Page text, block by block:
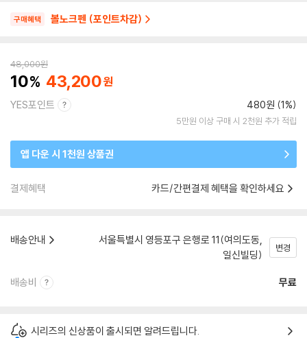
구매혜택 볼노크펜 (포인트차감)
48,000원
10 43,200
YES포인트 480원 (1%)
5만원 이상 구매 시 2천원 추가 적립
앱 다운 시 1천원 상품권
결제혜택 카드/간편결제 혜택을 확인하세요
배송안내
서울특별시 영등포구 은행로 11(여의도동,
일신빌딩)
변경
배송비 무료
시리즈의 신상품이 출시되면 알려드립니다.